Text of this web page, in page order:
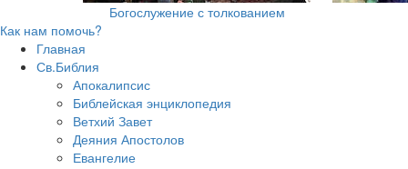
Богослужение с толкованием
Как нам помочь?
Главная
Св.Библия
Апокалипсис
Библейская энциклопедия
Ветхий Завет
Деяния Апостолов
Евангелие